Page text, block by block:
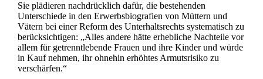
Sie plädieren nachdrücklich dafür, die bestehenden
Unterschiede in den Erwerbsbiografien von Müttern und
Vätern bei einer Reform des Unterhaltsrechts systematisch zu
berücksichtigen: „Alles andere hätte erhebliche Nachteile vor
allem für getrenntlebende Frauen und ihre Kinder und würde
in Kauf nehmen, ihr ohnehin erhöhtes Armutsrisiko zu
verschärfen.“